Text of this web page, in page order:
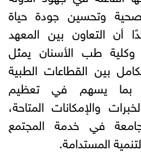
الصحية وتحسين جودة حياة
أن التعاون بين المعهد
وكلية طب الأسنان يمثل
بين القطاعات الطبية
بما يسهم في تعظيم
والإمكانات المتاحة،
في خدمة المجتمع
المستدامة.